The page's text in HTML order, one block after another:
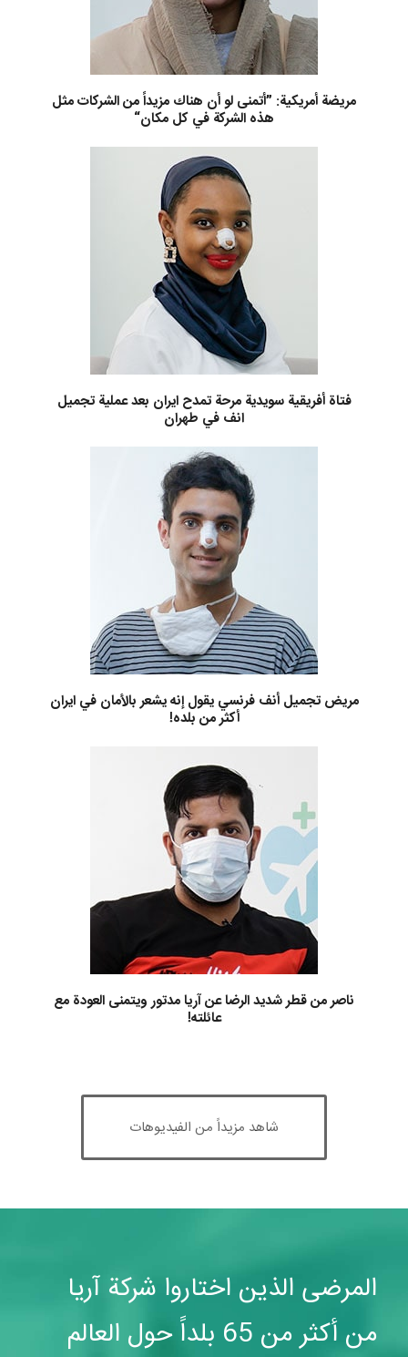
مريضة أمريكية: ”أتمنى لو أن هناك مزيداً من الشركات مثل
هذه الشركة في كل مكان“
فتاة أفريقية سويدية مرحة تمدح ايران بعد عملية تجميل
انف في طهران
مريض تجميل أنف فرنسي يقول إنه يشعر بالأمان في ايران
أكثر من بلده!
ناصر من قطر شديد الرضا عن آريا مدتور ويتمنى العودة مع
عائلته!
شاهد مزيداً من الفيديوهات
المرضى الذين اختاروا شركة آريا
من أكثر من 65 بلداً حول العالم